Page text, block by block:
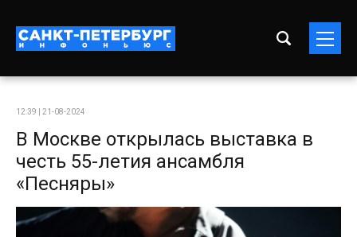
12:39 | 21-08-2024
В Москве открылась выставка в
честь 55-летия ансамбля
«Песняры»